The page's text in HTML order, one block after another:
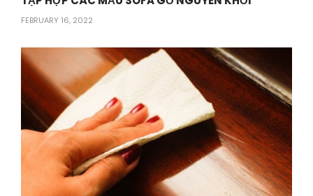
FEBRUARY 16, 2022